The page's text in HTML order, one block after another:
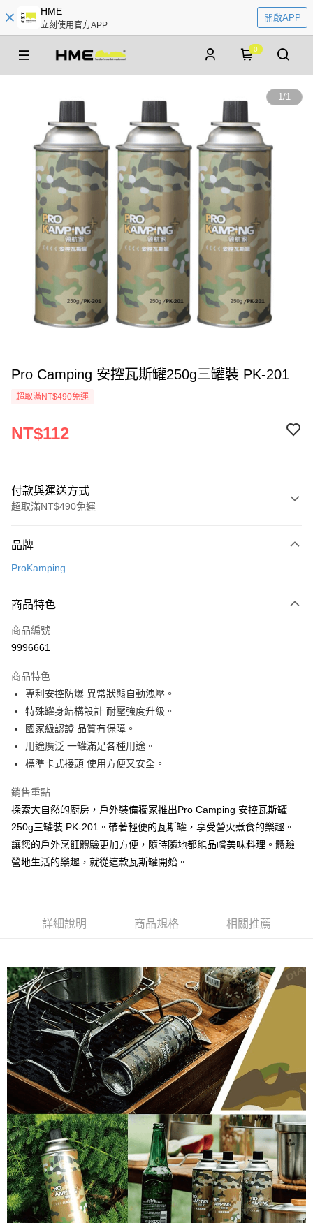
HME
立刻使用官方APP
開啟APP
0
1/1
Pro Camping 安控瓦斯罐250g三罐裝 PK-201
超取滿NT$490免運
NT$112
付款與運送方式
超取滿NT$490免運
信用卡一次付款
3 期 0 利率 每期
合作金庫商業銀行
上海商業儲蓄銀行
臺灣中小企業銀行
匯豐（台灣）商業銀行
華泰商業銀行
聯邦商業銀行
遠東國際商業銀行
元大商業銀行
玉山商業銀行
台灣樂天信用卡公司
超商取貨付款
LINE Pay
Apple Pay
ATM付款
運送方式
全家取貨付款
付款後全家取貨
每筆NT$60，滿NT$490(含以上)免運費
7-11取貨付款
每筆NT$60，滿NT$490(含以上)免運費
離島宅配
每筆NT$80，滿NT$490(含以上)免運費
付款後門市自取
免運費
品牌
ProKamping
商品特色
商品編號
9996661
商品特色
專利安控防爆 異常狀態自動洩壓。
特殊罐身結構設計 耐壓強度升級。
國家級認證 品質有保障。
用途廣泛 一罐滿足各種用途。
標準卡式接頭 使用方便又安全。
銷售重點
探索大自然的廚房，戶外裝備獨家推出Pro Camping 安控瓦斯罐
250g三罐裝 PK-201。帶著輕便的瓦斯罐，享受營火煮食的樂趣。
讓您的戶外烹飪體驗更加方便，隨時隨地都能品嚐美味料理。體驗
營地生活的樂趣，就從這款瓦斯罐開始。
詳細說明 商品規格 相關推薦